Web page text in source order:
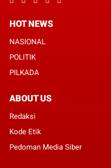
HOT NEWS
NASIONAL
POLITIK
PILKADA
ABOUT US
Redaksi
Kode Etik
Pedoman Media Siber